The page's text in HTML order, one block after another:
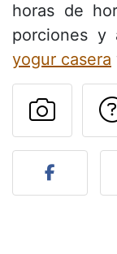
horas de
porciones y
yogur casera